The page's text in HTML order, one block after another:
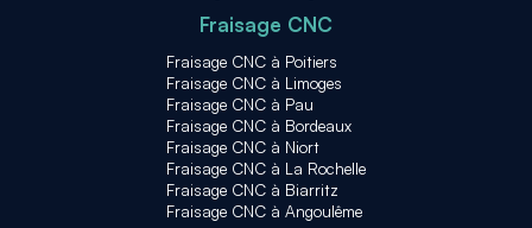
Fraisage CNC
Fraisage CNC à Poitiers
Fraisage CNC à Limoges
Fraisage CNC à Pau
Fraisage CNC à Bordeaux
Fraisage CNC à Niort
Fraisage CNC à La Rochelle
Fraisage CNC à Biarritz
Fraisage CNC à Angoulême